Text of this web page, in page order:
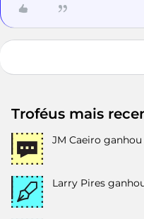
Troféus mais
JM Caeiro
Larry Pires